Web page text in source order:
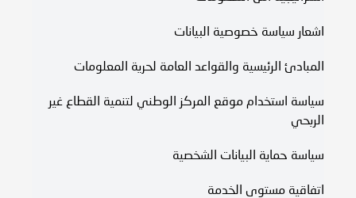
اشعار سياسة خصوصية البيانات
المبادئ الرئيسية والقواعد العامة لحرية المعلومات
سياسة استخدام موقع المركز الوطني لتنمية القطاع غير
الربحي
سياسة حماية البيانات الشخصية
اتفاقية مستوى الخدمة​